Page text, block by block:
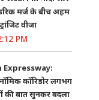
मर्ज के बीच अहम
वीजा
PM
कॉरिडोर लगभग
की बात सुनकर बदला